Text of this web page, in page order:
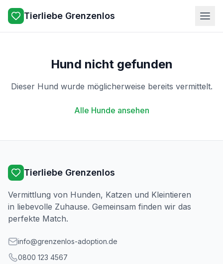
Tierliebe Grenzenlos
Hund nicht gefunden
Dieser Hund wurde möglicherweise bereits vermittelt.
Alle Hunde ansehen
Tierliebe Grenzenlos
Vermittlung von Hunden, Katzen und Kleintieren
in liebevolle Zuhause. Gemeinsam finden wir das
perfekte Match.
info@grenzenlos-adoption.de
0800 123 4567